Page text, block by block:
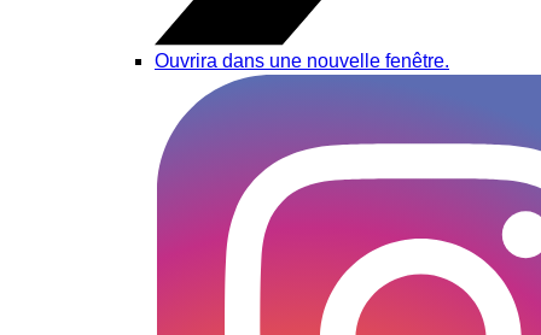
Ouvrira dans une nouvelle fenêtre.